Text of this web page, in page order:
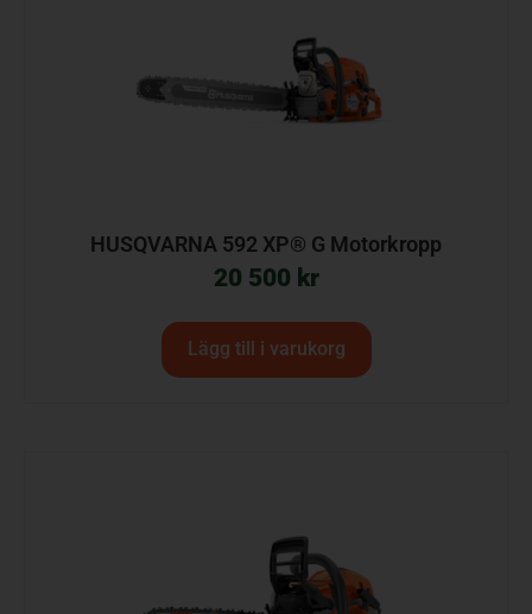
HUSQVARNA 592 XP® G Motorkropp
20 500 kr
Lägg till i varukorg